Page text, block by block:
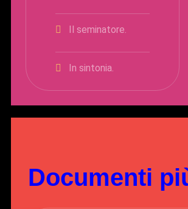
Il seminatore.
In sintonia.
Documenti